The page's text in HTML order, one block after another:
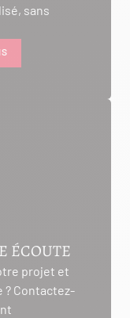
sans
ÉCOUTE
projet et
? Contactez-